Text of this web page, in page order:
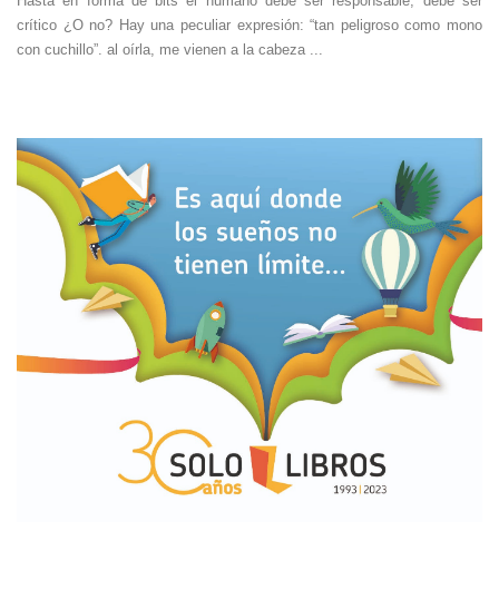
crítico ¿O no? Hay una peculiar expresión: “tan peligroso como mono
con cuchillo”. al oírla, me vienen a la cabeza ...